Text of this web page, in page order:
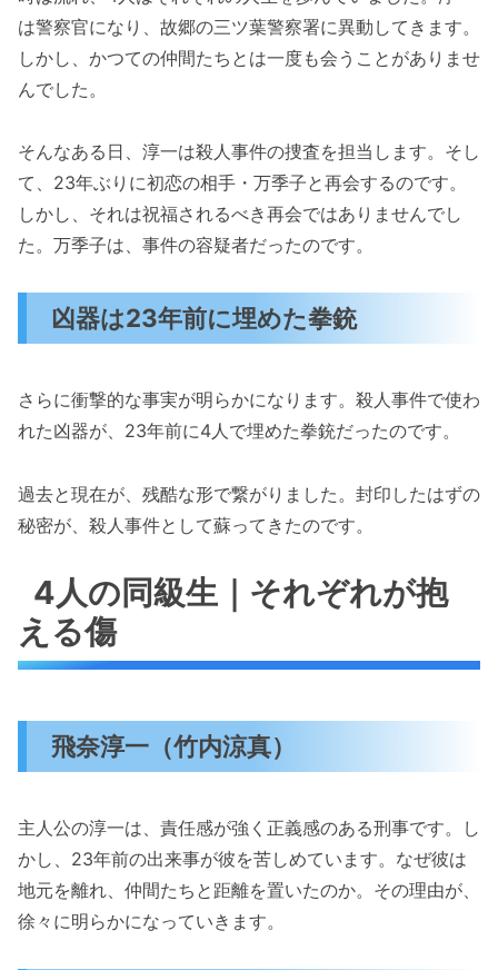
は警察官になり、故郷の三ツ葉警察署に異動してきます。
しかし、かつての仲間たちとは一度も会うことがありませ
んでした。
そんなある日、淳一は殺人事件の捜査を担当します。そし
て、23年ぶりに初恋の相手・万季子と再会するのです。
しかし、それは祝福されるべき再会ではありませんでし
た。万季子は、事件の容疑者だったのです。
凶器は23年前に埋めた拳銃
さらに衝撃的な事実が明らかになります。殺人事件で使わ
れた凶器が、23年前に4人で埋めた拳銃だったのです。
過去と現在が、残酷な形で繋がりました。封印したはずの
秘密が、殺人事件として蘇ってきたのです。
4人の同級生｜それぞれが抱
える傷
飛奈淳一（竹内涼真）
主人公の淳一は、責任感が強く正義感のある刑事です。し
かし、23年前の出来事が彼を苦しめています。なぜ彼は
地元を離れ、仲間たちと距離を置いたのか。その理由が、
徐々に明らかになっていきます。